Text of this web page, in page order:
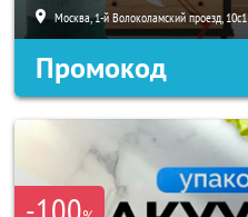
Москва, 1-й Волоколамский проезд, 10с1
Промокод